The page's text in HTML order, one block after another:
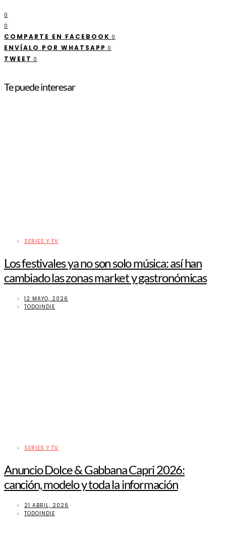
0
0
COMPARTE EN FACEBOOK 0
ENVÍALO POR WHATSAPP 0
TWEET 0
Te puede interesar
SERIES Y TV
Los festivales ya no son solo música: así han
cambiado las zonas market y gastronómicas
12 MAYO, 2026
TODOINDIE
SERIES Y TV
Anuncio Dolce & Gabbana Capri 2026:
canción, modelo y toda la información
21 ABRIL, 2026
TODOINDIE